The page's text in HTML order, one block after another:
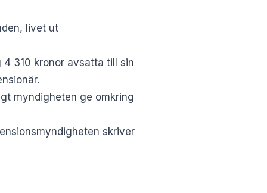
livet ut
310 kronor avsatta till sin
myndigheten ge omkring
skriver